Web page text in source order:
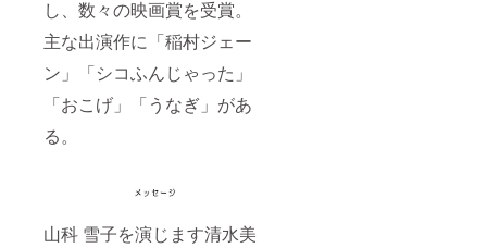
し、数々の映画賞を受賞。
主な出演作に「稲村ジェー
ン」「シコふんじゃった」
「おこげ」「うなぎ」があ
る。
山科 雪子を演じます清水美